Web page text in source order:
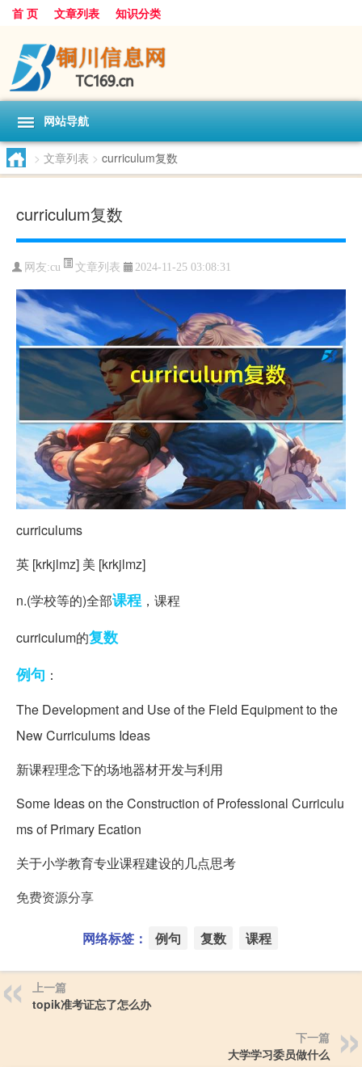
首 页 文章列表 知识分类
网站导航
> 文章列表 > curriculum复数
curriculum复数
网友:cu 文章列表 2024-11-25 03:08:31
curriculums
英 [krkjlmz] 美 [krkjlmz]
n.(学校等的)全部课程 ，课程
curriculum的复数
例句 ：
The Development and Use of the Field Equipment to the
New Curriculums Ideas
新课程理念下的场地器材开发与利用
Some Ideas on the Construction of Professional Curriculu
ms of Primary Ecation
关于小学教育专业课程建设的几点思考
免费资源分享
网络标签： 例句 复数 课程
上一篇
topik准考证忘了怎么办
下一篇
大学学习委员做什么